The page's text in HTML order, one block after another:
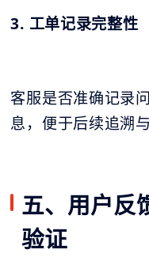
3. 工单记录完整性
客服是否准确记录
息，便于后续追溯与
五、用户反
验证